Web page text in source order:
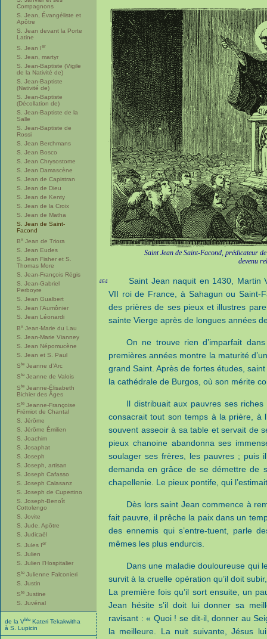
Compagnons
S. Jean, Évangéliste et
Apôtre
S. Jean devant la Porte
Latine
S. Jean Ier
S. Jean, martyr
S. Jean-Baptiste (Vigile
de la Nativité de)
S. Jean-Baptiste
(Nativité de)
S. Jean-Baptiste
(Décollation de)
S. Jean-Baptiste de la
Salle
S. Jean-Baptiste de
Rossi
S. Jean Berchmans
S. Jean Bosco
S. Jean Chrysostome
S. Jean Damascène
S. Jean de Capistran
S. Jean de Dieu
S. Jean de Kenty
S. Jean de la Croix
S. Jean de Matha
S. Jean de Saint-
Facond
Bx Jean de Triora
S. Jean Eudes
S. Jean Fisher et S.
Thomas More
S. Jean-François Régis
S. Jean-Gabriel
Perboyre
S. Jean Gualbert
S. Jean l’Aumônier
S. Jean Léonardi
Bx Jean-Marie du Lau
S. Jean-Marie Vianney
S. Jean Népomucène
S. Jean et S. Paul
Ste Jeanne d’Arc
Ste Jeanne de Valois
Ste Jeanne-Élisabeth
Bichier des Âges
Ste Jeanne-Françoise
Frémiot de Chantal
S. Jérôme
S. Jérôme Émilien
S. Joachim
S. Josaphat
S. Joseph
S. Joseph, artisan
S. Joseph Cafasso
S. Joseph Calasanz
S. Joseph de Cupertino
S. Joseph-Benoît
Cottolengo
S. Jovite
S. Jude, Apôtre
S. Judicaël
S. Jules Ier
S. Julien
S. Julien l’Hospitalier
Ste Julienne Falconieri
S. Justin
Ste Justine
S. Juvénal
de la Vble Kateri Tekakwitha
à S. Lupicin
Saint Jean de Saint-Facond, prédicateur
devenu
464
Saint Jean naquit en 1430, Martin
VII roi de France, à Sahagun ou Saint-
des prières de ses pieux et illustres
sainte Vierge après de longues années
On ne trouve rien d’imparfait
premières années montre la maturité
grand Saint. Après de fortes études,
la cathédrale de Burgos, où son mérite
Il distribuait aux pauvres ses
consacrait tout son temps à la prière, à
souvent asseoir à sa table et servait de
pieux chanoine abandonna ses
soulager ses frères, les pauvres ; puis
demanda en grâce de se démettre de
chapellenie. Le pieux pontife, qui
Dès lors saint Jean commence à
fait pauvre, il prêche la paix dans un
des ennemis qui s’entre-tuent, parle
mêmes les plus endurcis.
Dans une maladie douloureuse qui
survit à la cruelle opération qu’il doit
La première fois qu’il sort ensuite, un
Jean hésite s’il doit lui donner sa
ravisant : « Quoi ! se dit-il, donner au
la meilleure. La nuit suivante, Jésus